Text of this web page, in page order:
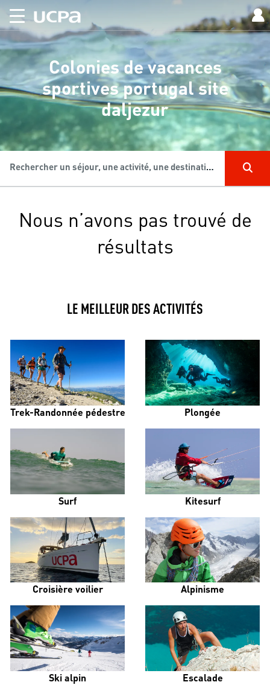
Colonies de vacances
sportives portugal site
daljezur
Rechercher un séjour, une activité, une destination...
Nous n’avons pas trouvé de
résultats
LE MEILLEUR DES ACTIVITÉS
Trek-Randonnée pédestre Plongée
Surf Kitesurf
Croisière voilier Alpinisme
Ski alpin Escalade